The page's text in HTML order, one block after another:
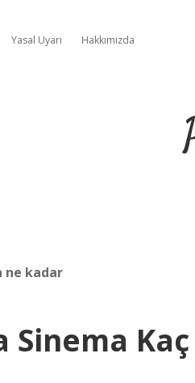
Yasal Uyarı Hakkımızda
ne kadar
Sinema